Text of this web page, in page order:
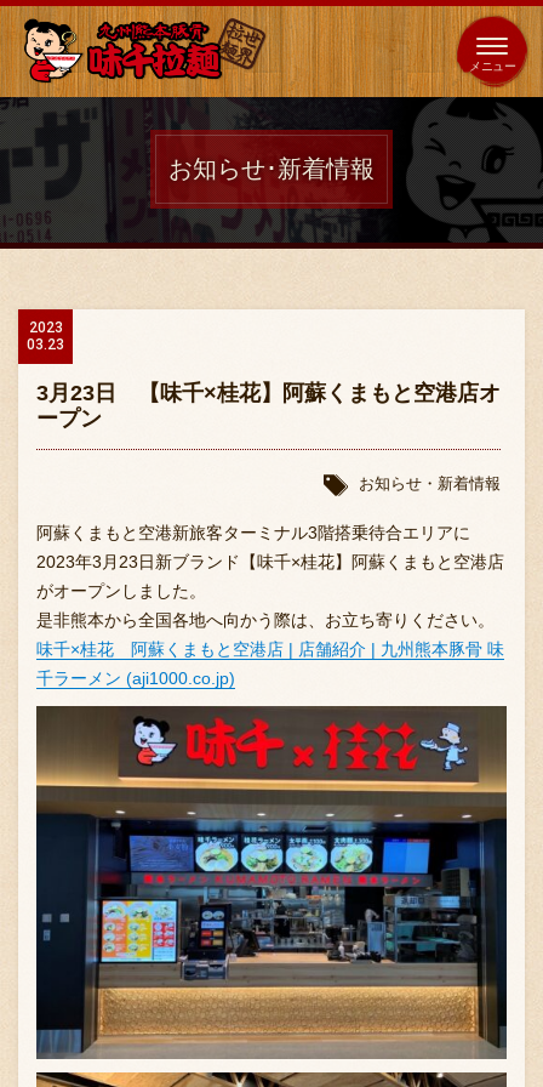
全国
展開 海外 653 店 64 店
ホーム
店舗案内
味千の取り組み
お問い合わせ
ブランド一覧
FC加盟店募集
会社案内
お知らせ
お知らせ･新着情報
2023
03.23
3月23日 【味千×桂花】阿蘇くまもと空港店オ
ープン
お知らせ・新着情報
阿蘇くまもと空港新旅客ターミナル3階搭乗待合エリアに
2023年3月23日新ブランド【味千×桂花】阿蘇くまもと空港店
がオープンしました。
是非熊本から全国各地へ向かう際は、お立ち寄りください。
味千×桂花 阿蘇くまもと空港店 | 店舗紹介 | 九州熊本豚骨 味
千ラーメン (aji1000.co.jp)